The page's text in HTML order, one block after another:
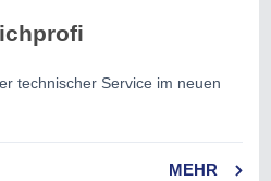
technischer Service im neuen
MEHR